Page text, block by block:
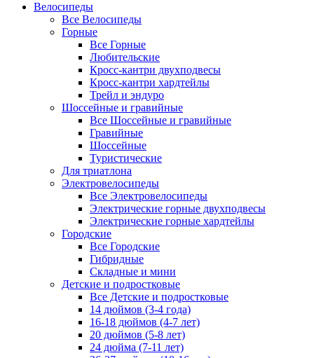
Велосипеды
Все Велосипеды
Горные
Все Горные
Любительские
Кросс-кантри двухподвесы
Кросс-кантри хардтейлы
Трейл и эндуро
Шоссейные и гравийные
Все Шоссейные и гравийные
Гравийные
Шоссейные
Туристические
Для триатлона
Электровелосипеды
Все Электровелосипеды
Электрические горные двухподвесы
Электрические горные хардтейлы
Городские
Все Городские
Гибридные
Складные и мини
Детские и подростковые
Все Детские и подростковые
14 дюймов (3-4 года)
16-18 дюймов (4-7 лет)
20 дюймов (5-8 лет)
24 дюйма (7-11 лет)